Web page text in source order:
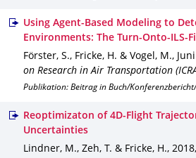
Using Agent-Based Modeling to
Environments: The Turn-Onto-ILS-
Förster, S., Fricke, H. & Vogel, M.,
on Research in Air Transportation
Publikation: Beitrag in Buch/
Reoptimizaton of 4D-Flight
Uncertainties
Lindner, M., Zeh, T. & Fricke, H., 2018,